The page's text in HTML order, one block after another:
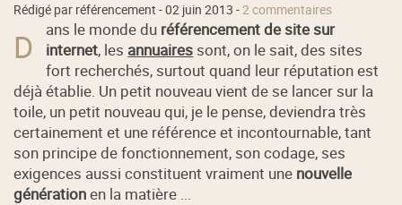
Rédigé par référencement -02 juin 2013 -2 commentaires
D ans le monde du référencement de site sur
internet, les annuaires sont, on le sait, des sites
fort recherchés, surtout quand leur réputation est
déjà établie. Un petit nouveau vient de se lancer sur la
toile, un petit nouveau qui, je le pense, deviendra très
certainement et une référence et incontournable, tant
son principe de fonctionnement, son codage, ses
exigences aussi constituent vraiment une nouvelle
générationen la matière ...